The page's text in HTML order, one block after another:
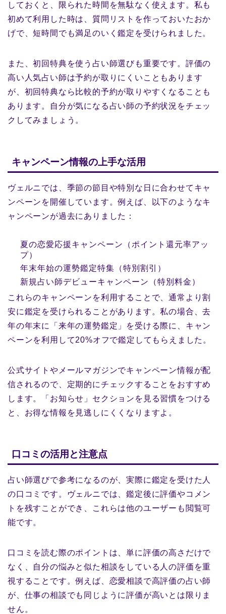
しておくと、限られた時間を無駄なく使えます。私も
初めて利用した時は、質問リストを作っておいたおか
げで、短時間でも満足のいく鑑定を受けられました。
また、初回特典を使う占い師選びも重要です。評価の
高い人気占い師は予約が取りにくいこともあります
が、初回特典なら比較的予約が取りやすくなることも
あります。自分が気になる占い師の予約状況をチェッ
クしてみましょう。
キャンペーン情報の上手な活用
ヴェルニでは、季節の節目や特別な日に合わせてキャ
ンペーンを開催しています。例えば、以下のようなキ
ャンペーンが過去にありました：
夏の恋愛応援キャンペーン（ポイント還元率アッ
プ）
年末年始の運勢鑑定特集（特別割引）
新規占い師デビューキャンペーン（特別料金）
これらのキャンペーンを利用することで、通常より割
安に鑑定を受けられることがあります。私の場合、去
年の年末に「来年の運勢鑑定」を受ける際に、キャン
ペーンを利用して20%オフで鑑定してもらえました。
公式サイトやメールマガジンでキャンペーン情報が配
信されるので、定期的にチェックすることをおすすめ
します。「お知らせ」セクションを見る習慣をつける
と、お得な情報を見逃しにくくなりますよ。
口コミの活用と注意点
占い師選びで参考になるのが、実際に鑑定を受けた人
の口コミです。ヴェルニでは、鑑定後に評価やコメン
トを残すことができ、これらは他のユーザーも閲覧可
能です。
口コミを読む際のポイントは、単に評価の高さだけで
なく、自分の悩みと似た相談をしている人の評価を重
視することです。例えば、恋愛相談で高評価の占い師
が、仕事の相談でも同じように評価が高いとは限りま
せん。